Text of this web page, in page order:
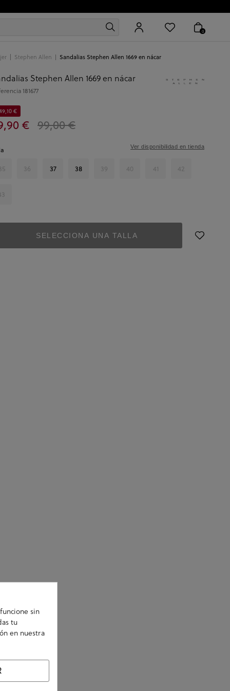
0
Stephen Allen Sandalias Stephen Allen 1669 en nácar
Stephen Allen 1669 en nácar
181677
€ 99,00 €
€
36 37 38 39 40 41 42
Ver disponibilidad en tienda
SELECCIONA UNA TALLA
sin
tu
en nuestra